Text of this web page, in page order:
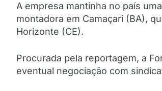
A empresa mantinha no país
montadora em Camaçari (BA),
Horizonte (CE).
Procurada pela reportagem, a
eventual negociação com